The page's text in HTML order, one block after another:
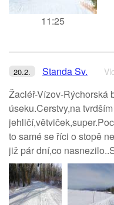
11:25
20.2. Standa Sv.
Žacléř-Vízov-Rýchorská
úseku.Cerstvy,na
to samé se říci o stopě
již pár dní,co